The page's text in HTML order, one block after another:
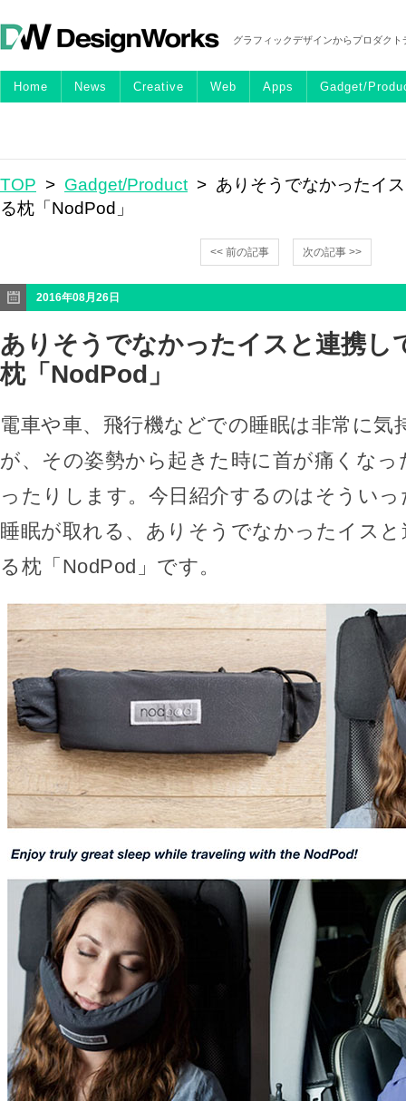
グラフィックデザインからプロダク
Home News Creative Web Apps Gadget/
TOP > Gadget/Product > ありそうでなかったイ
る枕「NodPod」
<< 前の記事 次の記事 >>
2016年08月26日
ありそうでなかったイスと連携し
枕「NodPod」
電車や車、飛行機などでの睡眠は非常に気
が、その姿勢から起きた時に首が痛くな
ったりします。今日紹介するのはそうい
睡眠が取れる、ありそうでなかったイス
る枕「NodPod」です。